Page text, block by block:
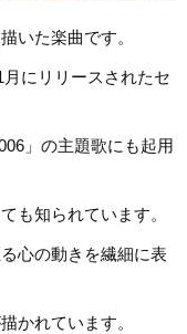
いた楽曲です。
にリリースされたセ
」の主題歌にも起用
も知られています。
心の動きを繊細に表
かれています。